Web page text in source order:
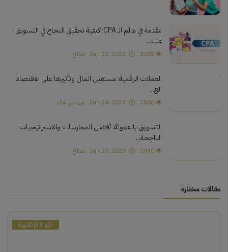
مقدمة في عالم الـ CPA: كيفية تحقيق النجاح في التسويق
عب...
صالح
العملات الرقمية: مستقبل المال وتأثيرها على الاقتصاد
الع...
مهندس خالد
التسويق بالعمولة: أفضل الممارسات والاستراتيجيات
الناجحة...
صالح
مقالات مختارة
التجارة الإلكترونية